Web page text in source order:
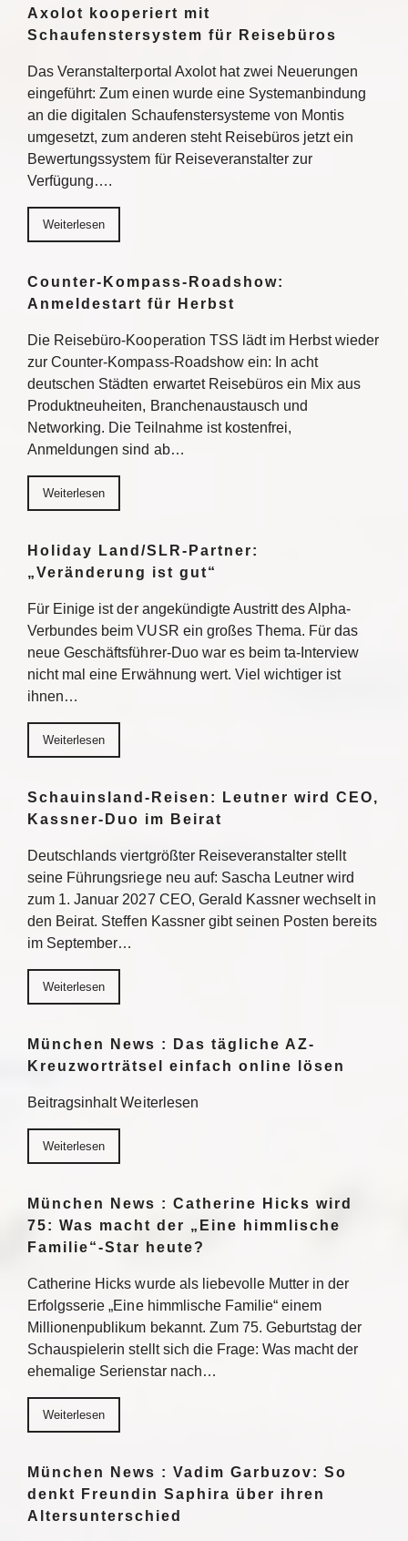
Axolot kooperiert mit
Schaufenstersystem für Reisebüros
Das Veranstalterportal Axolot hat zwei Neuerungen
eingeführt: Zum einen wurde eine Systemanbindung
an die digitalen Schaufenstersysteme von Montis
umgesetzt, zum anderen steht Reisebüros jetzt ein
Bewertungssystem für Reiseveranstalter zur
Verfügung….
Weiterlesen
Counter-Kompass-Roadshow:
Anmeldestart für Herbst
Die Reisebüro-Kooperation TSS lädt im Herbst wieder
zur Counter-Kompass-Roadshow ein: In acht
deutschen Städten erwartet Reisebüros ein Mix aus
Produktneuheiten, Branchenaustausch und
Networking. Die Teilnahme ist kostenfrei,
Anmeldungen sind ab…
Weiterlesen
Holiday Land/SLR-Partner:
„Veränderung ist gut“
Für Einige ist der angekündigte Austritt des Alpha-
Verbundes beim VUSR ein großes Thema. Für das
neue Geschäftsführer-Duo war es beim ta-Interview
nicht mal eine Erwähnung wert. Viel wichtiger ist
ihnen…
Weiterlesen
Schauinsland-Reisen: Leutner wird CEO,
Kassner-Duo im Beirat
Deutschlands viertgrößter Reiseveranstalter stellt
seine Führungsriege neu auf: Sascha Leutner wird
zum 1. Januar 2027 CEO, Gerald Kassner wechselt in
den Beirat. Steffen Kassner gibt seinen Posten bereits
im September…
Weiterlesen
München News : Das tägliche AZ-
Kreuzworträtsel einfach online lösen
Beitragsinhalt Weiterlesen
Weiterlesen
München News : Catherine Hicks wird
75: Was macht der „Eine himmlische
Familie“-Star heute?
Catherine Hicks wurde als liebevolle Mutter in der
Erfolgsserie „Eine himmlische Familie“ einem
Millionenpublikum bekannt. Zum 75. Geburtstag der
Schauspielerin stellt sich die Frage: Was macht der
ehemalige Serienstar nach…
Weiterlesen
München News : Vadim Garbuzov: So
denkt Freundin Saphira über ihren
Altersunterschied